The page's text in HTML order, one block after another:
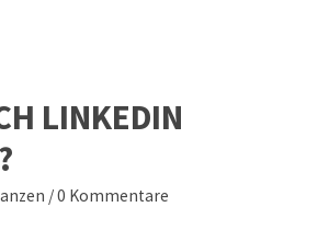
LINKEDIN
/0 Kommentare